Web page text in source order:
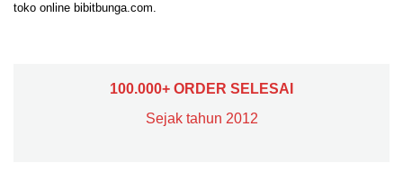
toko online bibitbunga.com.
100.000+ ORDER SELESAI
Sejak tahun 2012